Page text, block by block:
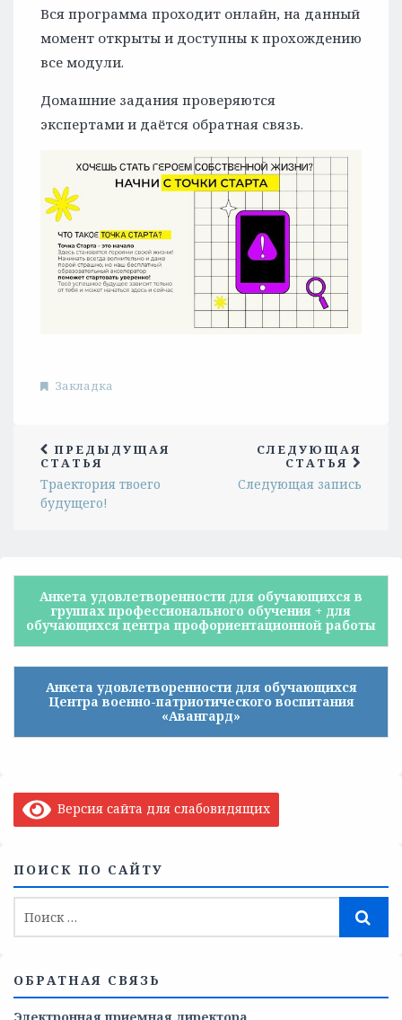
Вся программа проходит онлайн, на данный
момент открыты и доступны к прохождению
все модули.
Домашние задания проверяются
экспертами и даётся обратная связь.
Закладка
ПРЕДЫДУЩАЯ
СТАТЬЯ
Траектория твоего
будущего!
СЛЕДУЮЩАЯ
СТАТЬЯ
Следующая запись
Анкета удовлетворенности для обучающихся в
группах профессионального обучения + для
обучающихся центра профориентационной работы
Анкета удовлетворенности для обучающихся
Центра военно-патриотического воспитания
«Авангард»
Версия сайта для слабовидящих
ПОИСК ПО САЙТУ
ОБРАТНАЯ СВЯЗЬ